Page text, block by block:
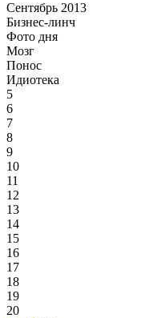
Сентябрь 2013
Бизнес-линч
Фото дня
Мозг
Понос
Идиотека
5
6
7
8
9
10
11
12
13
14
15
16
17
18
19
20